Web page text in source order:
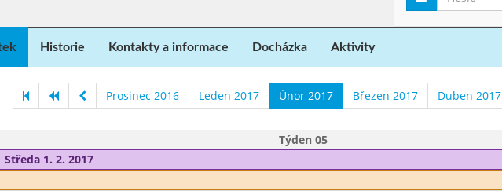
Historie Kontakty a informace Docházka Aktivity
Prosinec 2016 Leden 2017 Únor 2017 Březen 2017 Duben 2017
Týden 05
Středa 1. 2. 2017